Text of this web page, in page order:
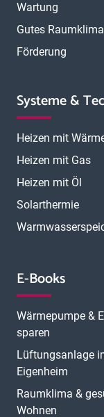
Wartung
Gutes Raumklima
Förderung
Systeme &
Heizen mit
Heizen mit Gas
Heizen mit Öl
Solarthermie
E-Books
Wärmepumpe &
sparen
Lüftungsanlage
Eigenheim
Raumklima &
Wohnen